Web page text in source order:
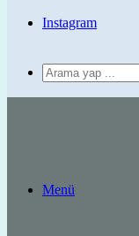
Instagram
Menü